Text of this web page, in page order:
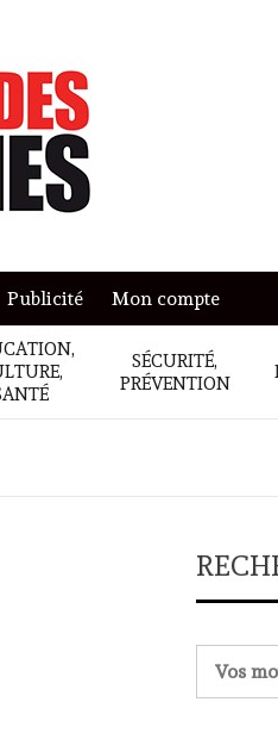
Publicité Mon compte
SÉCURITÉ,
PRÉVENTION